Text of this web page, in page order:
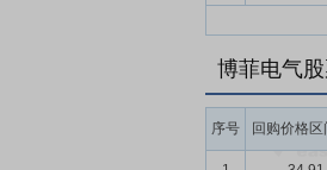
要点11：稳定
股票收盘价与
规和规范性文
公司回购;2、
博菲电气
序号 回购价格区